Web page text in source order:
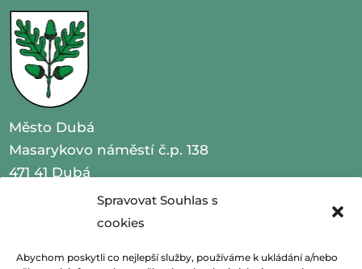
Spravovat Souhlas s
cookies
Abychom poskytli co nejlepší služby, používáme k ukládání a/nebo
Město Dubá
Masarykovo náměstí č.p. 138
471 41 Dubá
IČO 00260479